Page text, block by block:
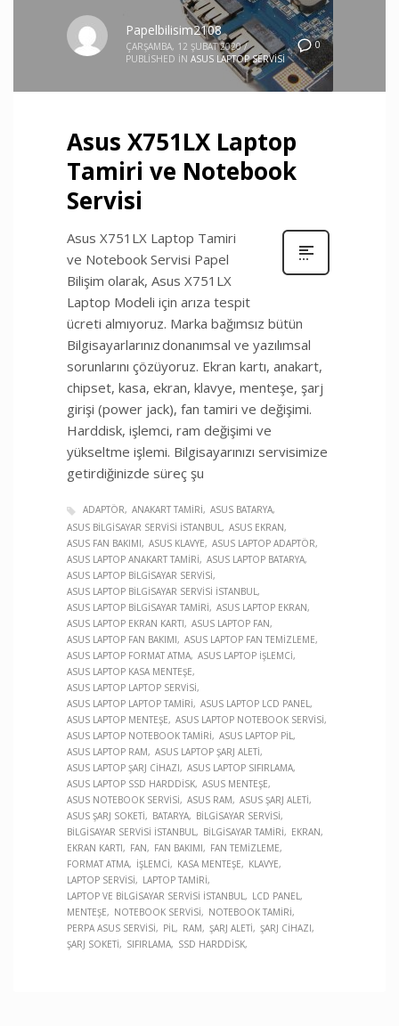
0
Papelbilisim2108
ÇARŞAMBA, 12 ŞUBAT 2020 /
PUBLISHED IN ASUS LAPTOP SERVISI
Asus X751LX Laptop
Tamiri ve Notebook
Servisi
Asus X751LX Laptop Tamiri
ve Notebook Servisi Papel
Bilişim olarak, Asus X751LX
Laptop Modeli için arıza tespit
ücreti almıyoruz. Marka bağımsız bütün
Bilgisayarlarınız donanımsal ve yazılımsal
sorunlarını çözüyoruz. Ekran kartı, anakart,
chipset, kasa, ekran, klavye, menteşe, şarj
girişi (power jack), fan tamiri ve değişimi.
Harddisk, işlemci, ram değişimi ve
yükseltme işlemi. Bilgisayarınızı servisimize
getirdiğinizde süreç şu
ADAPTÖR ANAKART TAMIRI
ASUS BATARYA
ASUS BILGISAYAR SERVISI İSTANBUL
ASUS EKRAN
ASUS FAN BAKIMI
ASUS KLAVYE
ASUS LAPTOP ADAPTÖR
ASUS LAPTOP ANAKART TAMIRI
ASUS LAPTOP BATARYA
ASUS LAPTOP BILGISAYAR SERVISI
ASUS LAPTOP BILGISAYAR SERVISI İSTANBUL
ASUS LAPTOP BILGISAYAR TAMIRI
ASUS LAPTOP EKRAN
ASUS LAPTOP EKRAN KARTI
ASUS LAPTOP FAN
ASUS LAPTOP FAN BAKIMI
ASUS LAPTOP FAN TEMIZLEME
ASUS LAPTOP FORMAT ATMA ASUS LAPTOP İŞLEMCI
ASUS LAPTOP KASA MENTEŞE
ASUS LAPTOP LAPTOP SERVISI
ASUS LAPTOP LAPTOP TAMIRI
ASUS LAPTOP LCD PANEL
ASUS LAPTOP MENTEŞE
ASUS LAPTOP NOTEBOOK SERVISI
ASUS LAPTOP NOTEBOOK TAMIRI
ASUS LAPTOP PIL
ASUS LAPTOP RAM
ASUS LAPTOP ŞARJ ALETI
ASUS LAPTOP ŞARJ CIHAZI
ASUS LAPTOP SIFIRLAMA
ASUS LAPTOP SSD HARDDISK ASUS MENTEŞE
ASUS NOTEBOOK SERVISI
ASUS RAM
ASUS ŞARJ ALETI
ASUS ŞARJ SOKETI
BATARYA
BILGISAYAR SERVISI
BILGISAYAR SERVISI İSTANBUL
BILGISAYAR TAMIRI
EKRAN
EKRAN KARTI
FAN FAN BAKIMI
FAN TEMIZLEME
FORMAT ATMA
İŞLEMCI KASA MENTEŞE
KLAVYE
LAPTOP SERVISI
LAPTOP TAMIRI
LAPTOP VE BILGISAYAR SERVISI İSTANBUL
LCD PANEL
MENTEŞE
NOTEBOOK SERVISI
NOTEBOOK TAMIRI
PERPA ASUS SERVISI
PIL RAM ŞARJ ALETI
ŞARJ CIHAZI
ŞARJ SOKETI
SIFIRLAMA SSD HARDDISK